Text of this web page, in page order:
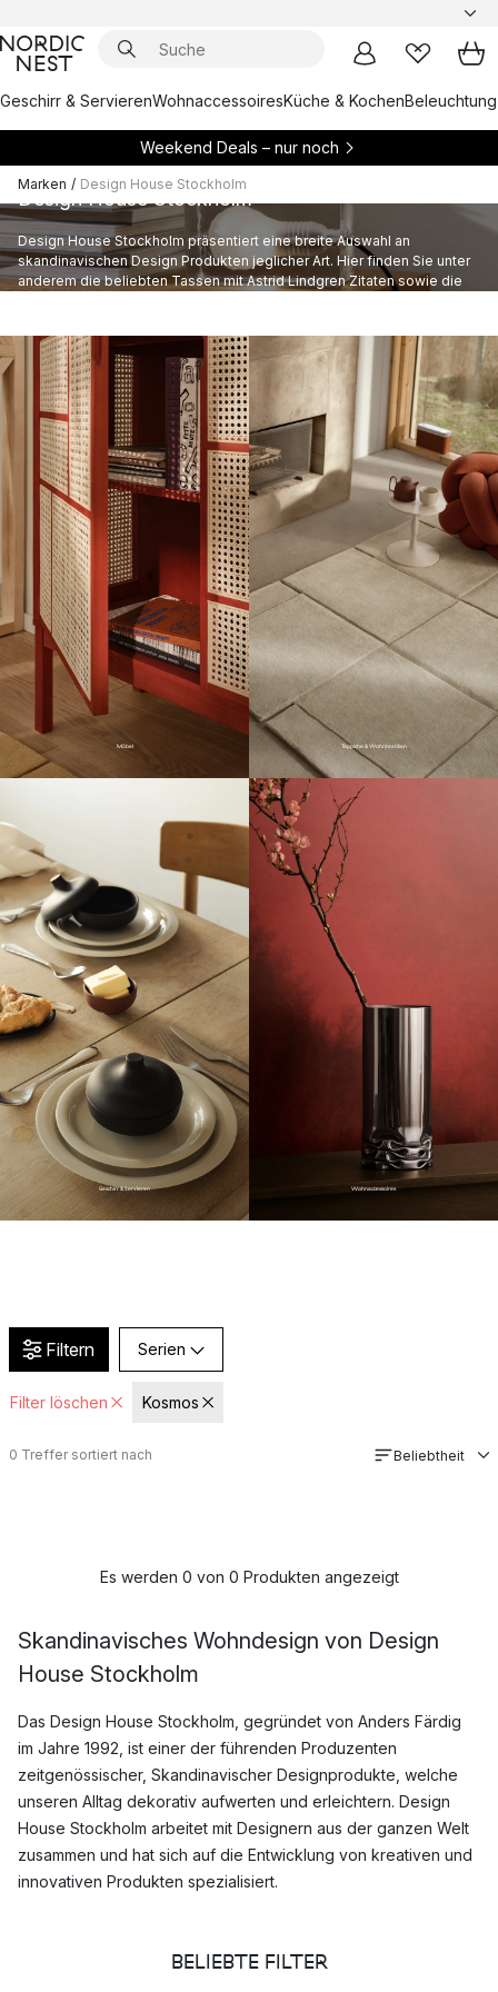
Geschirr & ServierenWohnaccessoiresKüche & KochenBeleuchtung
Weekend Deals – nur noch
Marken / Design House Stockholm
Design House Stockholm
Design House Stockholm präsentiert eine breite Auswahl an
skandinavischen Design Produkten jeglicher Art. Hier finden Sie unter
anderem die beliebten Tassen mit Astrid Lindgren Zitaten sowie die
Möbel Teppiche & Wohntextilien
Geschirr & Servieren Wohnaccessoires
Filtern Serien
Filter löschen Kosmos
0 Treffer sortiert nach Beliebtheit
Es werden 0 von 0 Produkten angezeigt
Skandinavisches Wohndesign von Design
House Stockholm
Das Design House Stockholm, gegründet von Anders Färdig
im Jahre 1992, ist einer der führenden Produzenten
zeitgenössischer, Skandinavischer Designprodukte, welche
unseren Alltag dekorativ aufwerten und erleichtern. Design
House Stockholm arbeitet mit Designern aus der ganzen Welt
zusammen und hat sich auf die Entwicklung von kreativen und
innovativen Produkten spezialisiert.
Kategorie einzuordnen. VonWohnaccessoires
BELIEBTE FILTER